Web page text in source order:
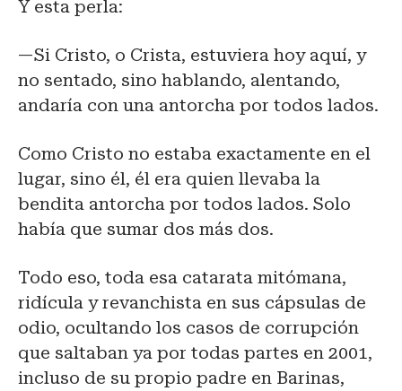
Y esta perla:
—Si Cristo, o Crista, estuviera hoy aquí, y
no sentado, sino hablando, alentando,
andaría con una antorcha por todos lados.
Como Cristo no estaba exactamente en el
lugar, sino él, él era quien llevaba la
bendita antorcha por todos lados. Solo
había que sumar dos más dos.
Todo eso, toda esa catarata mitómana,
ridícula y revanchista en sus cápsulas de
odio, ocultando los casos de corrupción
que saltaban ya por todas partes en 2001,
incluso de su propio padre en Barinas,